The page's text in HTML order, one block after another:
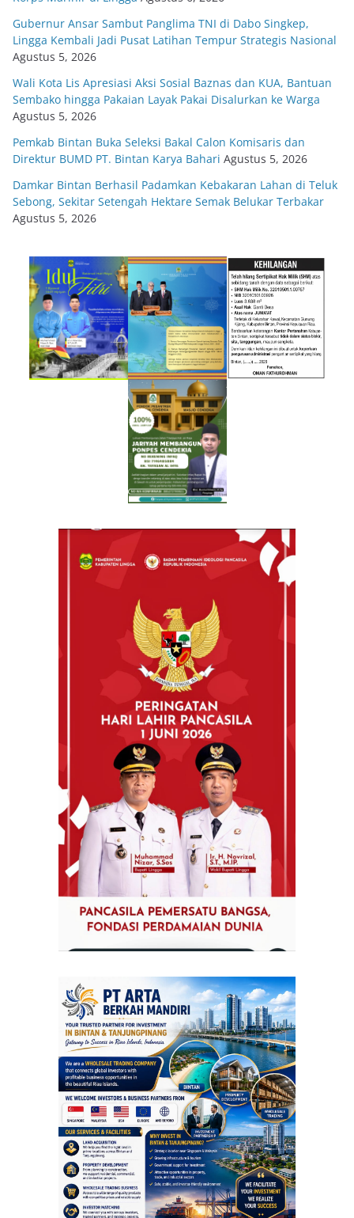
Gubernur Ansar Sambut Panglima TNI di Dabo Singkep,
Lingga Kembali Jadi Pusat Latihan Tempur Strategis Nasional
Agustus 5, 2026
Wali Kota Lis Apresiasi Aksi Sosial Baznas dan KUA, Bantuan
Sembako hingga Pakaian Layak Pakai Disalurkan ke Warga
Agustus 5, 2026
Pemkab Bintan Buka Seleksi Bakal Calon Komisaris dan
Direktur BUMD PT. Bintan Karya Bahari Agustus 5, 2026
Damkar Bintan Berhasil Padamkan Kebakaran Lahan di Teluk
Sebong, Sekitar Setengah Hektare Semak Belukar Terbakar
Agustus 5, 2026